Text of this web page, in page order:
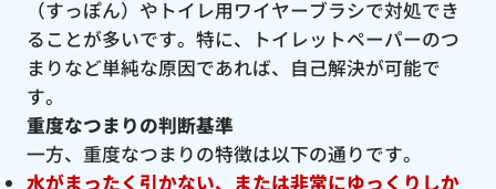
（すっぽん）やトイレ用ワイヤーブラシで対処でき
ることが多いです。特に、トイレットペーパーのつ
まりなど単純な原因であれば、自己解決が可能で
す。
重度なつまりの判断基準
一方、重度なつまりの特徴は以下の通りです。
水がまったく引かない、または非常にゆっくりしか